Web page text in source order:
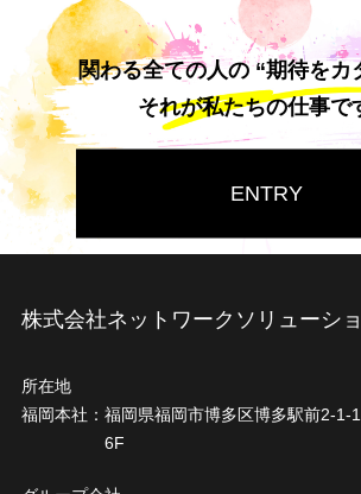
関わる全ての人の “期待をカ
それが私たちの仕事で
ENTRY
株式会社ネットワークソリューシ
所在地
福岡本社： 福岡県福岡市博多区博多駅前2-1-
6F